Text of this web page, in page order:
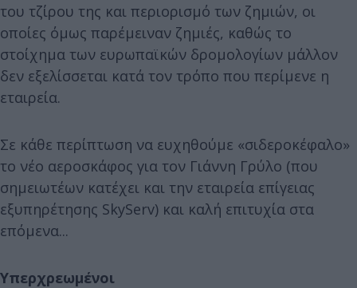
του τζίρου της και περιορισμό των ζημιών, οι
οποίες όμως παρέμειναν ζημιές, καθώς το
στοίχημα των ευρωπαϊκών δρομολογίων μάλλον
δεν εξελίσσεται κατά τον τρόπο που περίμενε η
εταιρεία.
Σε κάθε περίπτωση να ευχηθούμε «σιδεροκέφαλο»
το νέο αεροσκάφος για τον Γιάννη Γρύλο (που
σημειωτέων κατέχει και την εταιρεία επίγειας
εξυπηρέτησης SkyServ) και καλή επιτυχία στα
επόμενα...
Υπερχρεωμένοι